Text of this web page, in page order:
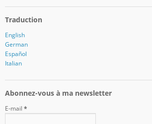
Traduction
English
German
Español
Italian
Abonnez-vous à ma newsletter
E-mail *